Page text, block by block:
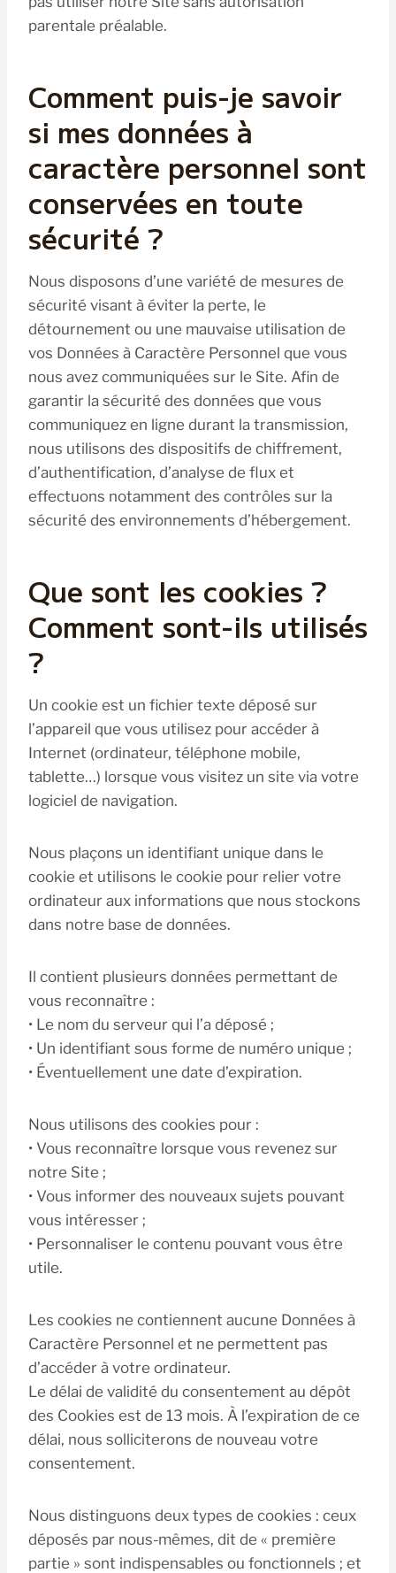
parentale préalable.
Comment puis-je savoir
si mes données à
caractère personnel sont
conservées en toute
sécurité ?
Nous disposons d’une variété de mesures de
sécurité visant à éviter la perte, le
détournement ou une mauvaise utilisation de
vos Données à Caractère Personnel que vous
nous avez communiquées sur le Site. Afin de
garantir la sécurité des données que vous
communiquez en ligne durant la transmission,
nous utilisons des dispositifs de chiffrement,
d’authentification, d’analyse de flux et
effectuons notamment des contrôles sur la
sécurité des environnements d’hébergement.
Que sont les cookies ?
Comment sont-ils utilisés
?
Un cookie est un fichier texte déposé sur
l’appareil que vous utilisez pour accéder à
Internet (ordinateur, téléphone mobile,
tablette…) lorsque vous visitez un site via votre
logiciel de navigation.
Nous plaçons un identifiant unique dans le
cookie et utilisons le cookie pour relier votre
ordinateur aux informations que nous stockons
dans notre base de données.
Il contient plusieurs données permettant de
vous reconnaître :
• Le nom du serveur qui l’a déposé ;
• Un identifiant sous forme de numéro unique ;
• Éventuellement une date d’expiration.
Nous utilisons des cookies pour :
• Vous reconnaître lorsque vous revenez sur
notre Site ;
• Vous informer des nouveaux sujets pouvant
vous intéresser ;
• Personnaliser le contenu pouvant vous être
utile.
Les cookies ne contiennent aucune Données à
Caractère Personnel et ne permettent pas
d’accéder à votre ordinateur.
Le délai de validité du consentement au dépôt
des Cookies est de 13 mois. À l’expiration de ce
délai, nous solliciterons de nouveau votre
consentement.
Nous distinguons deux types de cookies : ceux
déposés par nous-mêmes, dit de « première
partie » sont indispensables ou fonctionnels ; et